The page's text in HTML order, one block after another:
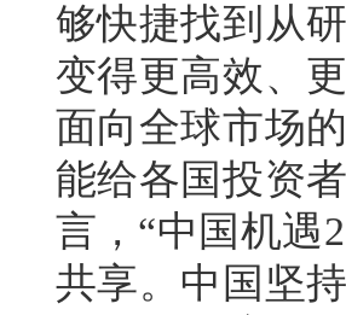
够快捷找到从
变得更高效、
面向全球市场
能给各国投资
言，“中国机遇
共享。中国坚